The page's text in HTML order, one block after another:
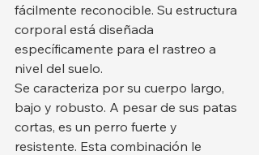
fácilmente reconocible. Su estructura
corporal está diseñada
específicamente para el rastreo a
nivel del suelo.
Se caracteriza por su cuerpo largo,
bajo y robusto. A pesar de sus patas
cortas, es un perro fuerte y
resistente. Esta combinación le